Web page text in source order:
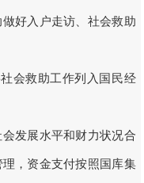
好入户走访、社会救助
会救助工作列入国民经
发展水平和财力状况合
，资金支付按照国库集